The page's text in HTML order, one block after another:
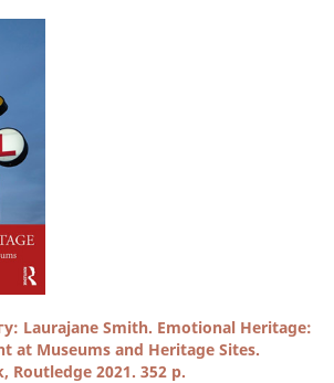
Laurajane Smith. Emotional Heritage:
at Museums and Heritage Sites.
Routledge 2021. 352 р.